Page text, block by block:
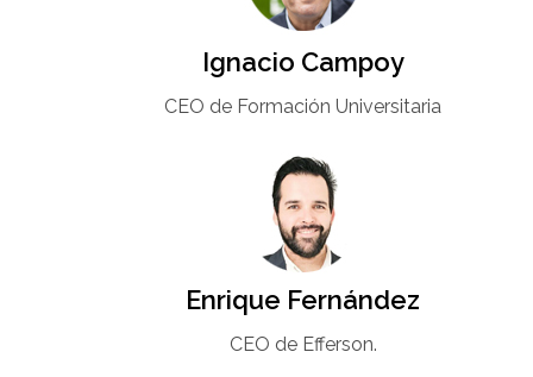
Ignacio Campoy​
CEO de Formación Universitaria​
Enrique Fernández
CEO de Efferson.